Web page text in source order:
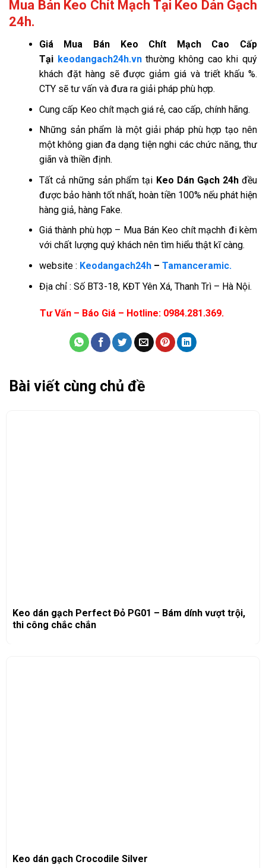
Mua Bán Keo Chít Mạch Tại Keo Dán Gạch
24h.
GiáMua Bán Keo Chít Mạch Cao Cấp
Tại keodangach24h.vn thường không cao khi quý
khách đặt hàng sẽ được giảm giá và triết khấu %.
CTY sẽ tư vấn và đưa ra giải pháp phù hợp.
Cung cấp Keo chít mạch giá rẻ, cao cấp, chính hãng.
Những sản phẩm là một giải pháp phù hợp tạo nên
một không gian đa dạng tiện nghi các chức năng, thư
giãn và thiền định.
Tất cả những sản phẩm tại Keo Dán Gạch 24hđều
được bảo hành tốt nhất, hoàn tiền 100% nếu phát hiện
hàng giả, hàng Fake.
Giá thành phù hợp – Mua Bán Keo chít mạchh đi kèm
với chất lượng quý khách nên tìm hiểu thật kĩ càng.
website : Keodangach24h– Tamanceramic.
Địa chỉ : Số BT3-18, KĐT Yên Xá, Thanh Trì – Hà Nội.
Tư Vấn – Báo Giá – Hotline: 0984.281.369.
Bài viết cùng chủ đề
Keo dán gạch Perfect Đỏ PG01 – Bám dính vượt trội,
thi công chắc chắn
Keo dán gạch Crocodile Silver